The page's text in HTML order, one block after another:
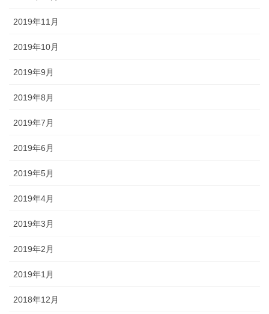
2019年11月
2019年10月
2019年9月
2019年8月
2019年7月
2019年6月
2019年5月
2019年4月
2019年3月
2019年2月
2019年1月
2018年12月